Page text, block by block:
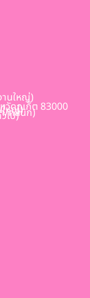
านใหญ่)
วัดภูเก็ต 83000
ใหญ่)
/คลินิก)
ไป)